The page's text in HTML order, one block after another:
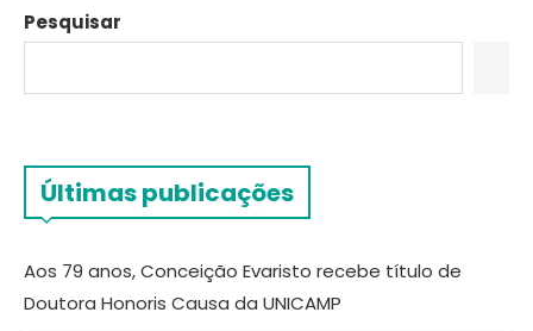
Pesquisar
Últimas publicações
Aos 79 anos, Conceição Evaristo recebe título de
Doutora Honoris Causa da UNICAMP